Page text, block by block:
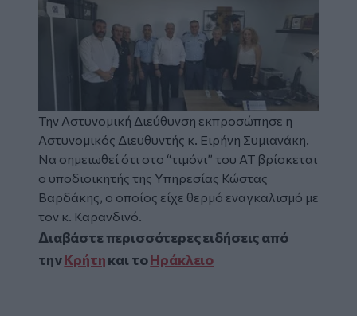
Την Αστυνομική Διεύθυνση εκπροσώπησε η
Αστυνομικός Διευθυντής κ. Ειρήνη Συμιανάκη.
Να σημειωθεί ότι στο “τιμόνι” του ΑΤ βρίσκεται
ο υποδιοικητής της Υπηρεσίας Κώστας
Βαρδάκης, ο οποίος είχε θερμό εναγκαλισμό με
τον κ. Καρανδινό.
Διαβάστε περισσότερες ειδήσεις από
τηνΚρήτηκαι τοΗράκλειο